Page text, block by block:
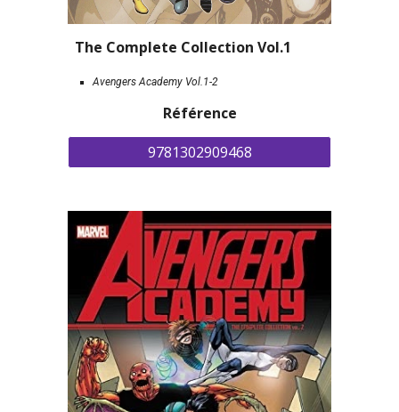
The Complete Collection Vol.1
Avengers Academy Vol.1-2
Référence
9781302909468